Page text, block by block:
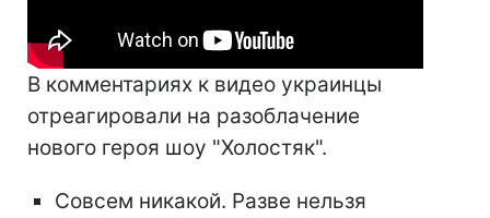
В комментариях к видео украинцы
отреагировали на разоблачение
нового героя шоу "Холостяк".
Совсем никакой. Разве нельзя